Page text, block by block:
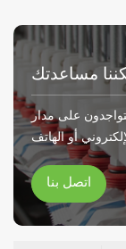
مساعدتك
على مدار
اتصل بنا